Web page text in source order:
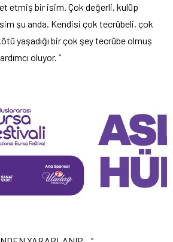
etmiş bir isim. Çok değerli, kulüp
şu anda. Kendisi çok tecrübeli, çok
yaşadığı bir çok şey tecrübe olmuş
oluyor. ”